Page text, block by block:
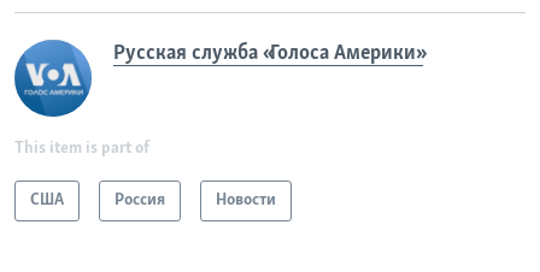
Русская служба «Голоса Америки»
This item is part of
США Россия Новости